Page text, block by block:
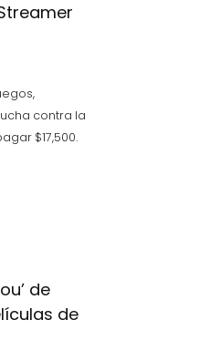
contra la
$17,500.
de
de